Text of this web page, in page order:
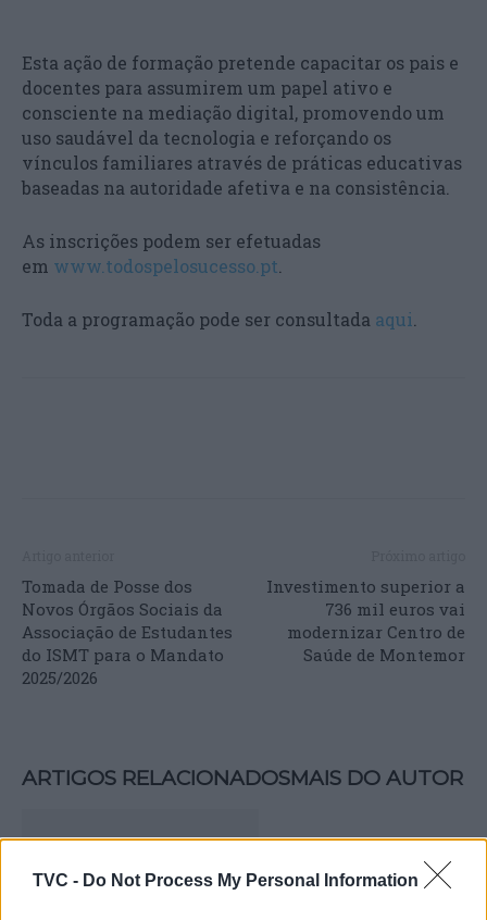
TVC - Do Not Process My Personal Information
Esta ação de formação pretende capacitar os pais e
docentes para assumirem um papel ativo e
consciente na mediação digital, promovendo um
uso saudável da tecnologia e reforçando os
vínculos familiares através de práticas educativas
baseadas na autoridade afetiva e na consistência.
As inscrições podem ser efetuadas
em www.todospelosucesso.pt
Toda a programação pode ser consultada aqui
Tomada de Posse dos
Novos Órgãos Sociais da
Associação de Estudantes
do ISMT para o Mandato
2025/2026
Investimento superior a
736 mil euros vai
modernizar Centro de
Saúde de Montemor
ARTIGOS RELACIONADOSMAIS DO AUTOR